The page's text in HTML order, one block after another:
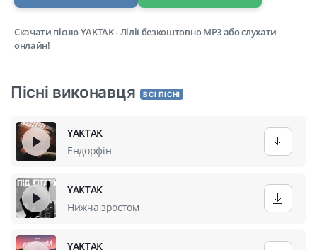
Скачати пісню YAKTAK - Лілії безкоштовно MP3 або слухати
онлайн!
Пісні виконавця ВСІ ПІСНІ
YAKTAK
Ендорфін
YAKTAK
Нижча зростом
YAKTAK